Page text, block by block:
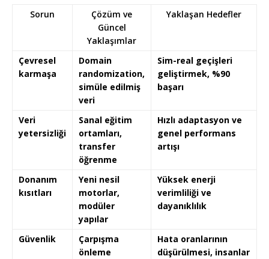
Sorun
Çözüm ve
Güncel
Yaklaşımlar
Yaklaşan Hedefler
Çevresel
karmaşa
Domain
randomization,
simüle edilmiş
veri
Sim-real geçişleri
geliştirmek, %90
başarı
Veri
yetersizliği
Sanal eğitim
ortamları,
transfer
öğrenme
Hızlı adaptasyon ve
genel performans
artışı
Donanım
kısıtları
Yeni nesil
motorlar,
modüler
yapılar
Yüksek enerji
verimliliği ve
dayanıklılık
Güvenlik
Çarpışma
önleme
Hata oranlarının
düşürülmesi, insanlar